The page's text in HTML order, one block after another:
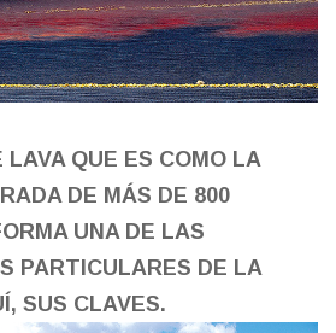
LAVA QUE ES COMO LA
DE MÁS DE 800
UNA DE LAS
PARTICULARES DE LA
SUS CLAVES.